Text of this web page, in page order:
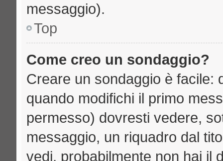
messaggio).
Top
Come creo un sondaggio?
Creare un sondaggio è facile:
quando modifichi il primo
permesso) dovresti vedere,
messaggio, un riquadro dal
vedi, probabilmente non hai il